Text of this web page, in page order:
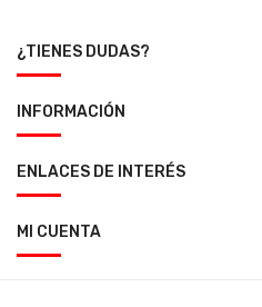
¿TIENES DUDAS?
INFORMACIÓN
ENLACES DE INTERÉS
MI CUENTA